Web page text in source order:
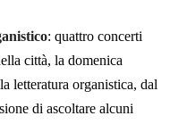
: quattro concerti
città, la domenica
letteratura organistica, dal
di ascoltare alcuni